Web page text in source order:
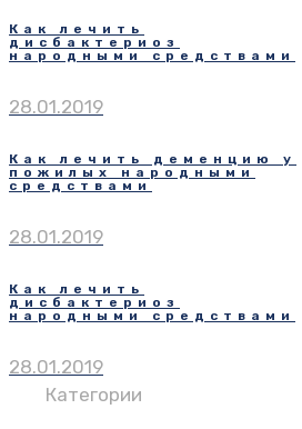
Как лечить
дисбактериоз
народными средствами
28.01.2019
Как лечить деменцию у
пожилых народными
средствами
28.01.2019
Как лечить
дисбактериоз
народными средствами
28.01.2019
Категории